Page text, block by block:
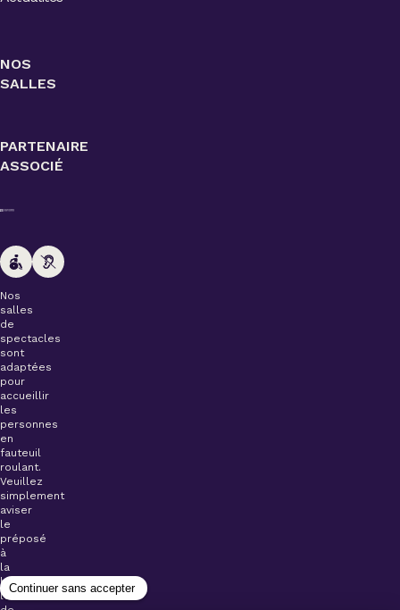
NOS
SALLES
PARTENAIRE
ASSOCIÉ
Nos
salles
de
spectacles
sont
adaptées
pour
accueillir
les
personnes
en
fauteuil
roulant.
Veuillez
simplement
aviser
le
préposé
à
la
billetterie
lors